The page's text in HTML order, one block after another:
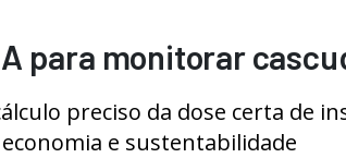
para monitorar
preciso da dose certa de
e sustentabilidade